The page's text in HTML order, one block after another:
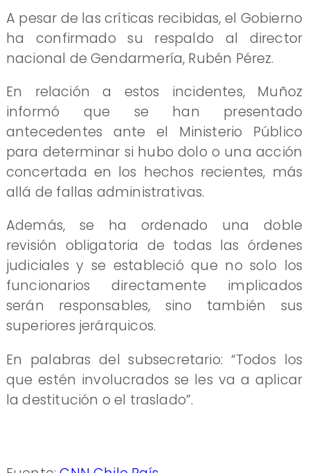
A pesar de las críticas recibidas, el Gobierno
ha confirmado su respaldo al director
nacional de Gendarmería, Rubén Pérez.
En relación a estos incidentes, Muñoz
informó que se han presentado
antecedentes ante el Ministerio Público
para determinar si hubo dolo o una acción
concertada en los hechos recientes, más
allá de fallas administrativas.
Además, se ha ordenado una doble
revisión obligatoria de todas las órdenes
judiciales y se estableció que no solo los
funcionarios directamente implicados
serán responsables, sino también sus
superiores jerárquicos.
En palabras del subsecretario: “Todos los
que estén involucrados se les va a aplicar
la destitución o el traslado”.